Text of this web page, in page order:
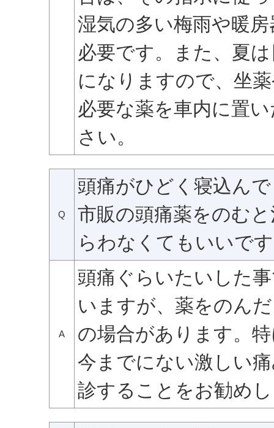
湿気の多い梅雨や暖
必要です。また、夏
になりますので、坐
必要な薬を車内に置
さい。
Q
頭痛がひどく寝込ん
市販の頭痛薬をのむ
らわなくてもいいで
A
頭痛ぐらいたいした
いますが、薬をのん
の場合があります。
今までにない激しい
診することをお勧め